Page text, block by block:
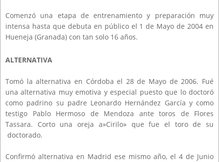
Comenzó una etapa de entrenamiento y preparación muy
intensa hasta que debuta en público el 1 de Mayo de 2004 en
Hueneja (Granada) con tan solo 16 años.
ALTERNATIVA
Tomó la alternativa en Córdoba el 28 de Mayo de 2006. Fué
una alternativa muy emotiva y especial puesto que lo doctoró
como padrino su padre Leonardo Hernández García y como
testigo Pablo Hermoso de Mendoza ante toros de Flores
Tassara. Corto una oreja a»Cirilo» que fue el toro de su
doctorado.
Confirmó alternativa en Madrid ese mismo año, el 4 de Junio